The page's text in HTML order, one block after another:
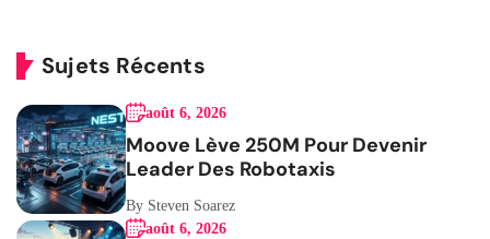
Sujets Récents
août 6, 2026
Moove Lève 250M Pour Devenir
Leader Des Robotaxis
By Steven Soarez
août 6, 2026